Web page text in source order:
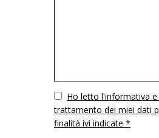
VuotoHo letto l'informativa
trattamento dei miei dati
finalità ivi indicate *